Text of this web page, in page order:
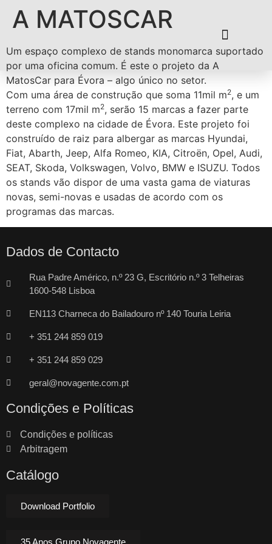
A MATOSCAR
Um espaço complexo de stands monomarca suportado
por uma oficina comum. É este o projeto da A
MatosCar para Évora – algo único no setor.
Com uma área de construção que soma 11mil m2, e um
terreno com 17mil m2, serão 15 marcas a fazer parte
deste complexo na cidade de Évora. Este projeto foi
construído de raiz para albergar as marcas Hyundai,
Fiat, Abarth, Jeep, Alfa Romeo, KIA, Citroën, Opel, Audi,
SEAT, Skoda, Volkswagen, Volvo, BMW e ISUZU. Todos
os stands vão dispor de uma vasta gama de viaturas
novas, semi-novas e usadas de acordo com os
programas das marcas.
Dados de Contacto
Rua Padre Américo, n.º 23 G, Escritório n.º 3 Telheiras
1600-548 Lisboa
EN113 Charneca do Bailadouro nº 140 Touria Leiria
+ 351 244 859 019
+ 351 244 859 029
geral@novagente.com.pt
Condições e Políticas
Condições e políticas
Arbitragem
Catálogo
Download Portfolio